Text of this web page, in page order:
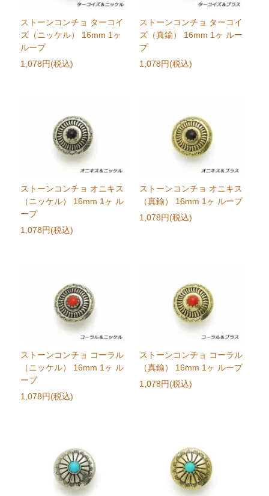
ストーンコンチョ ターコイ
ズ（ニッケル） 16mm 1ヶ
ループ
1,078円(税込)
ストーンコンチョ ターコイ
ズ（真鍮） 16mm 1ヶ ルー
プ
1,078円(税込)
ストーンコンチョ オニキス
（ニッケル） 16mm 1ヶ ル
ープ
1,078円(税込)
ストーンコンチョ オニキス
（真鍮） 16mm 1ヶ ループ
1,078円(税込)
ストーンコンチョ コーラル
（ニッケル） 16mm 1ヶ ル
ープ
1,078円(税込)
ストーンコンチョ コーラル
（真鍮） 16mm 1ヶ ループ
1,078円(税込)